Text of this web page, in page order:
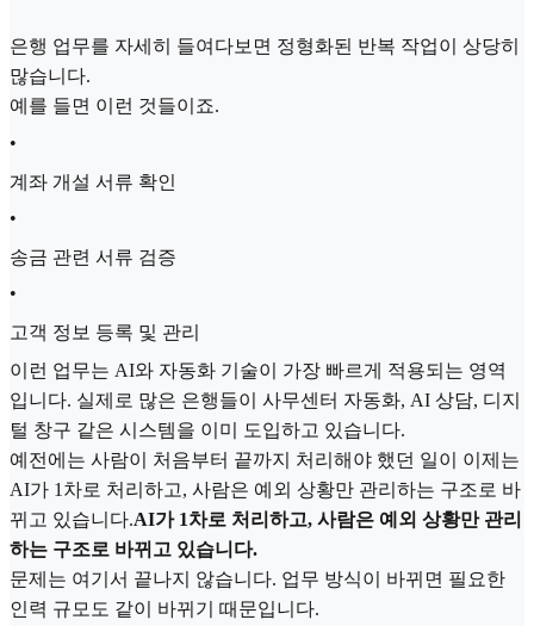
은행 업무를 자세히 들여다보면 정형화된 반복 작업이 상당히
많습니다.
예를 들면 이런 것들이죠.
•
계좌 개설 서류 확인
•
송금 관련 서류 검증
•
고객 정보 등록 및 관리
이런 업무는 AI와 자동화 기술이 가장 빠르게 적용되는 영역
입니다. 실제로 많은 은행들이 사무센터 자동화, AI 상담, 디지
털 창구 같은 시스템을 이미 도입하고 있습니다.
예전에는 사람이 처음부터 끝까지 처리해야 했던 일이 이제는
AI가 1차로 처리하고, 사람은 예외 상황만 관리하는 구조로 바
뀌고 있습니다.AI가 1차로 처리하고, 사람은 예외 상황만 관리
하는 구조로 바뀌고 있습니다.
문제는 여기서 끝나지 않습니다. 업무 방식이 바뀌면 필요한
인력 규모도 같이 바뀌기 때문입니다.